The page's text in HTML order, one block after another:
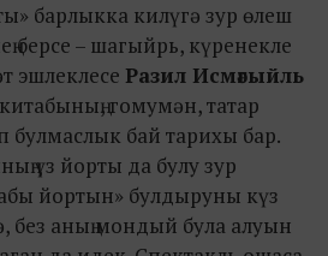
барлыкка килүгә зур өлеш
берсе – шагыйрь, күренекле
эшлеклесе Разил Исмәгыйль
гомумән, татар
булмаслык бай тарихы бар.
үз йорты да булу зур
йортын» булдыруны күз
без аның мондый була алуын